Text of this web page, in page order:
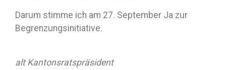
Darum stimme ich am 27. September Ja zur
Begrenzungsinitiative.
alt Kantonsratspräsident